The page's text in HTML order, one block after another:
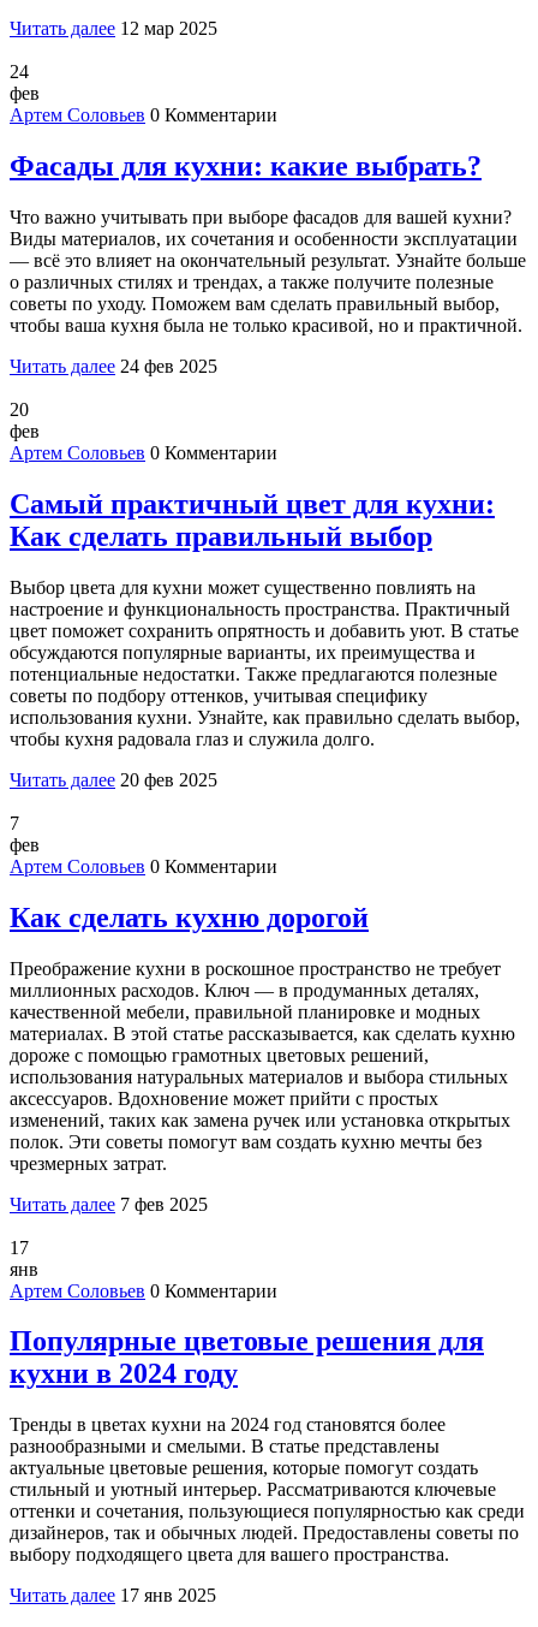
Читать далее 12 мар 2025
24
фев
Артем Соловьев 0 Комментарии
Фасады для кухни: какие выбрать?
Что важно учитывать при выборе фасадов для вашей кухни?
Виды материалов, их сочетания и особенности эксплуатации
— всё это влияет на окончательный результат. Узнайте больше
о различных стилях и трендах, а также получите полезные
советы по уходу. Поможем вам сделать правильный выбор,
чтобы ваша кухня была не только красивой, но и практичной.
Читать далее 24 фев 2025
20
фев
Артем Соловьев 0 Комментарии
Самый практичный цвет для кухни:
Как сделать правильный выбор
Выбор цвета для кухни может существенно повлиять на
настроение и функциональность пространства. Практичный
цвет поможет сохранить опрятность и добавить уют. В статье
обсуждаются популярные варианты, их преимущества и
потенциальные недостатки. Также предлагаются полезные
советы по подбору оттенков, учитывая специфику
использования кухни. Узнайте, как правильно сделать выбор,
чтобы кухня радовала глаз и служила долго.
Читать далее 20 фев 2025
7
фев
Артем Соловьев 0 Комментарии
Как сделать кухню дорогой
Преображение кухни в роскошное пространство не требует
миллионных расходов. Ключ — в продуманных деталях,
качественной мебели, правильной планировке и модных
материалах. В этой статье рассказывается, как сделать кухню
дороже с помощью грамотных цветовых решений,
использования натуральных материалов и выбора стильных
аксессуаров. Вдохновение может прийти с простых
изменений, таких как замена ручек или установка открытых
полок. Эти советы помогут вам создать кухню мечты без
чрезмерных затрат.
Читать далее 7 фев 2025
17
янв
Артем Соловьев 0 Комментарии
Популярные цветовые решения для
кухни в 2024 году
Тренды в цветах кухни на 2024 год становятся более
разнообразными и смелыми. В статье представлены
актуальные цветовые решения, которые помогут создать
стильный и уютный интерьер. Рассматриваются ключевые
оттенки и сочетания, пользующиеся популярностью как среди
дизайнеров, так и обычных людей. Предоставлены советы по
выбору подходящего цвета для вашего пространства.
Читать далее 17 янв 2025